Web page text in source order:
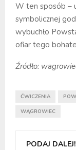
W ten sposób –
symbolicznej
wybuchło
ofiar tego
Źródło:
ĆWICZENIA
WĄGROWIEC
PODAJ DALEJ!